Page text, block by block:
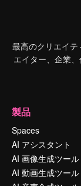
最高のクリエイテ
エイター、企業
製品
Spaces
AI アシスタント
AI 画像生成ツール
AI 動画生成ツール